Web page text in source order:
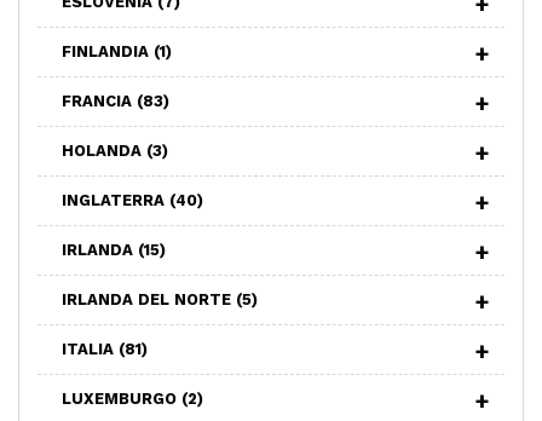
FINLANDIA (1)
FRANCIA (83)
HOLANDA (3)
INGLATERRA (40)
IRLANDA (15)
IRLANDA DEL NORTE (5)
ITALIA (81)
LUXEMBURGO (2)